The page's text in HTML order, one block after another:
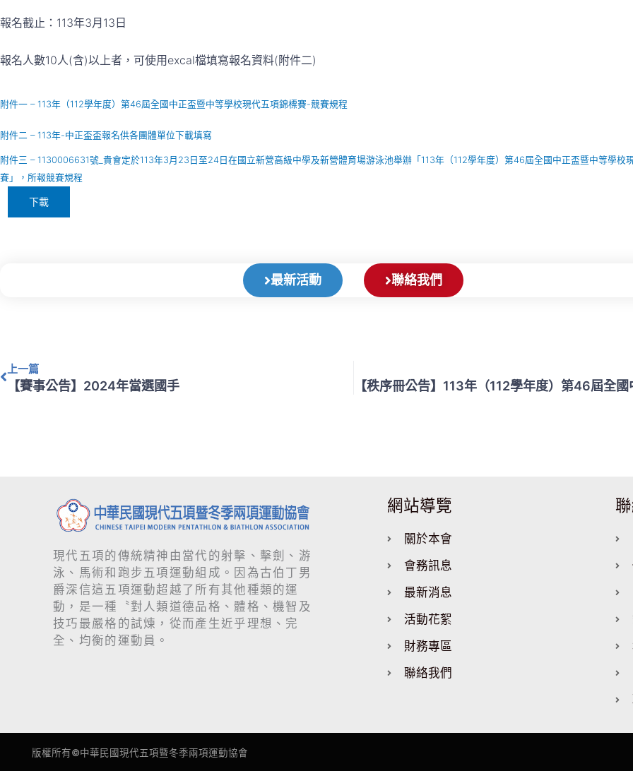
報名截止：113年3月13日
報名人數10人(含)以上者，可使用excal檔填寫報名資料(附件二)
附件一 – 113年（112學年度）第46屆全國中正盃暨中等學校現代五項錦標賽-競賽規程
附件二 – 113年-中正盃盃報名供各團體單位下載填寫
附件三 – 1130006631號_貴會定於113年3月23日至24日在國立新營高級中學及新營體育場游泳池舉辦「113年（112學年度）第46屆全國中正盃暨中等學校
賽」，所報競賽規程
下載
最新活動 聯絡我們
上一篇
【賽事公告】2024年當選國手
現代五項的傳統精神由當代的射擊、擊劍、游
泳、馬術和跑步五項運動組成。因為古伯丁男
爵深信這五項運動超越了所有其他種類的運
動，是一種〝對人類道德品格、體格、機智及
技巧最嚴格的試煉，從而產生近乎理想、完
全、均衡的運動員。
網站導覽
關於本會
會務訊息
最新消息
活動花絮
財務專區
聯絡我們
版權所有©中華民國現代五項暨冬季兩項運動協會